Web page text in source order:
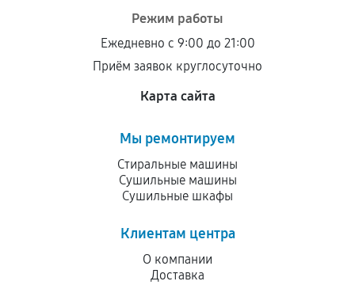
Режим работы
Ежедневно с 9:00 до 21:00
Приём заявок круглосуточно
Карта сайта
Мы ремонтируем
Стиральные машины
Сушильные машины
Сушильные шкафы
Клиентам центра
О компании
Доставка